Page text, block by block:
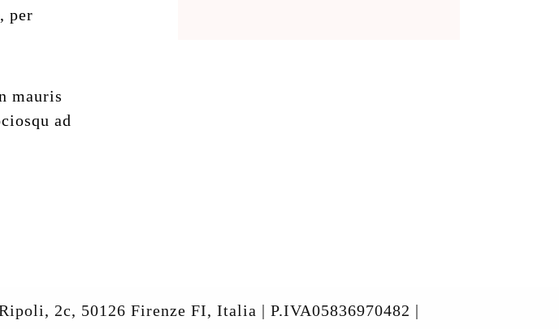
per
mauris
ad
2c, 50126 Firenze FI, Italia | P.IVA05836970482 |